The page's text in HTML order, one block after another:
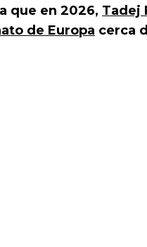
que en 2026, Tadej
de Europa cerca